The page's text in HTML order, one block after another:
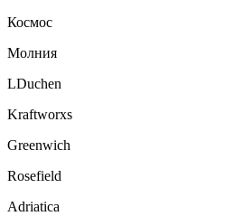
Космос
Молния
LDuchen
Kraftworxs
Greenwich
Rosefield
Adriatica